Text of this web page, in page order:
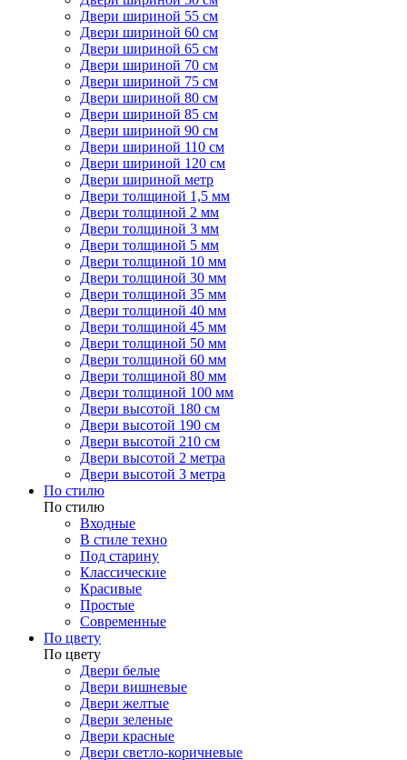
Двери шириной 55 см
Двери шириной 60 см
Двери шириной 65 см
Двери шириной 70 см
Двери шириной 75 см
Двери шириной 80 см
Двери шириной 85 см
Двери шириной 90 см
Двери шириной 110 см
Двери шириной 120 см
Двери шириной метр
Двери толщиной 1,5 мм
Двери толщиной 2 мм
Двери толщиной 3 мм
Двери толщиной 5 мм
Двери толщиной 10 мм
Двери толщиной 30 мм
Двери толщиной 35 мм
Двери толщиной 40 мм
Двери толщиной 45 мм
Двери толщиной 50 мм
Двери толщиной 60 мм
Двери толщиной 80 мм
Двери толщиной 100 мм
Двери высотой 180 см
Двери высотой 190 см
Двери высотой 210 см
Двери высотой 2 метра
Двери высотой 3 метра
По стилю
По стилю
Входные
В стиле техно
Под старину
Классические
Красивые
Простые
Современные
По цвету
По цвету
Двери белые
Двери вишневые
Двери желтые
Двери зеленые
Двери красные
Двери светло-коричневые